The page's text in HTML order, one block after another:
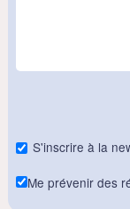
S'inscrire à la
Me prévenir des